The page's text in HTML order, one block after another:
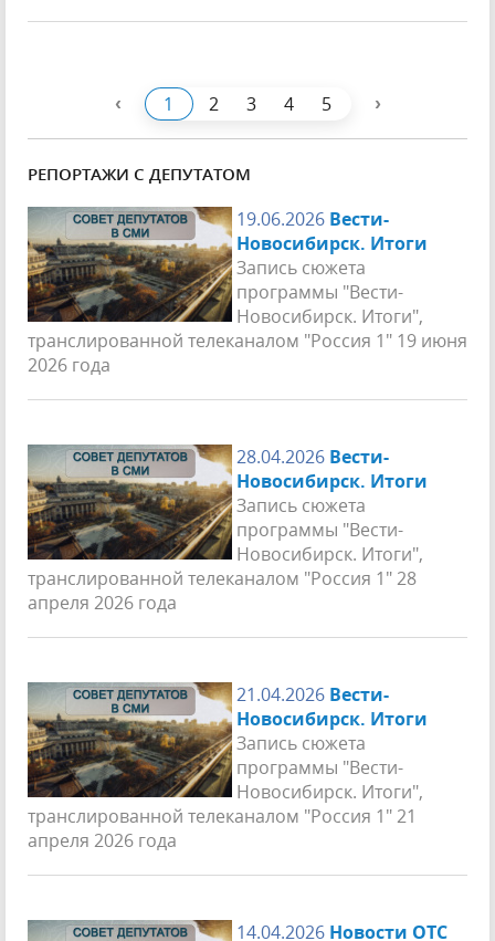
‹ 1 2 3 4 5 ›
РЕПОРТАЖИ С ДЕПУТАТОМ
19.06.2026 Вести-
Новосибирск. Итоги
Запись сюжета
программы "Вести-
Новосибирск. Итоги",
транслированной телеканалом "Россия 1" 19 июня
2026 года
28.04.2026 Вести-
Новосибирск. Итоги
Запись сюжета
программы "Вести-
Новосибирск. Итоги",
транслированной телеканалом "Россия 1" 28
апреля 2026 года
21.04.2026 Вести-
Новосибирск. Итоги
Запись сюжета
программы "Вести-
Новосибирск. Итоги",
транслированной телеканалом "Россия 1" 21
апреля 2026 года
14.04.2026 Новости ОТС